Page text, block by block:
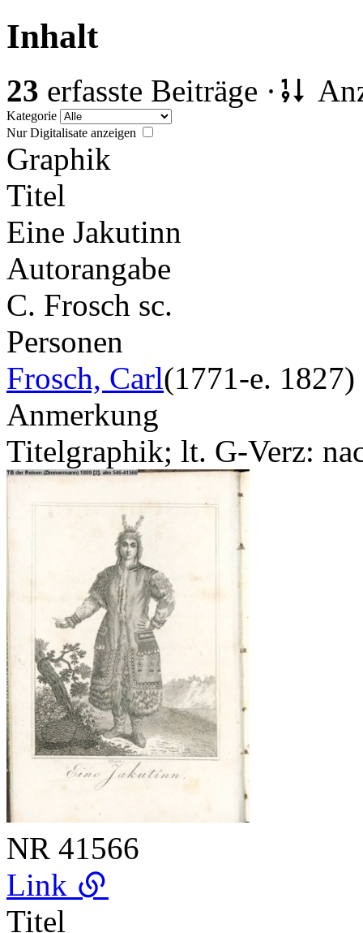
Inhalt
23 erfasste Beiträge ·
Kategorie
Nur Digitalisate anzeigen
Graphik
Titel
Eine Jakutinn
Autorangabe
C. Frosch sc.
Personen
Frosch, Carl(1771-e. 1827)
Anmerkung
Titelgraphik; lt. G-Verz:
NR 41566
Link
Titel